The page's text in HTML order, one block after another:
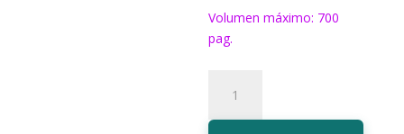
Volumen máximo: 700
pag.
920